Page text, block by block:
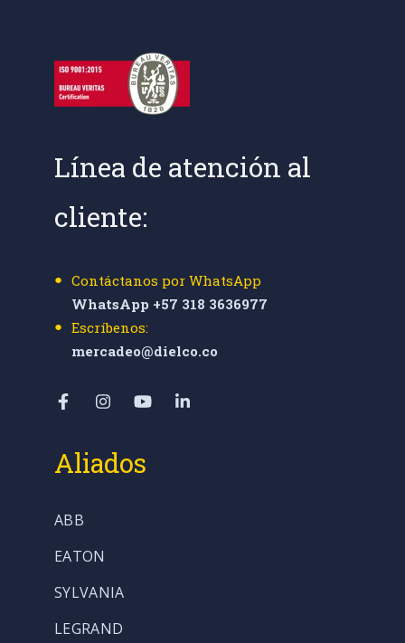
Línea de atención al
cliente:
Contáctanos por WhatsApp
WhatsApp +57 318 3636977
Escríbenos:
mercadeo@dielco.co
Aliados
ABB
EATON
SYLVANIA
LEGRAND